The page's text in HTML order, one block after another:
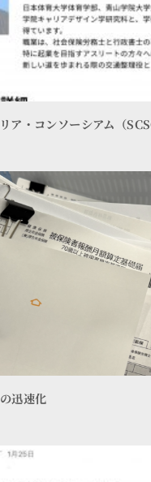
ア・コンソーシアム（
迅速化